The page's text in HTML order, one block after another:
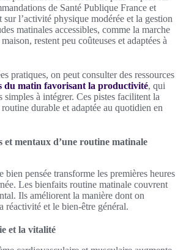
de Santé Publique France et
l’activité physique modérée et la gestion
matinales accessibles, comme la marche
restent peu coûteuses et adaptées à
pratiques, on peut consulter des ressources
du matin favorisant la productivité, qui
simples à intégrer. Ces pistes facilitent la
durable et adaptée au quotidien en
et mentaux d’une routine matinale
bien pensée transforme les premières heures
Les bienfaits routine matinale couvrent
Ils améliorent la manière dont on
réactivité et le bien-être général.
et la vitalité